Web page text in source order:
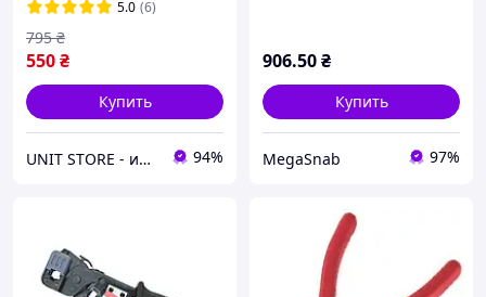
клещи для обжима клемм
5.0 (6)
550₴
795 ₴
Купить
UNIT STORE - интернет-магазин для всей семьи 94%
906.50₴
Купить
MegaSnab 97%